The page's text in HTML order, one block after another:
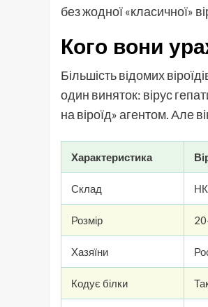
без жодної «класичної»
Кого вони
Більшість відомих
один виняток: вірус
на віроїд» агентом. Але
Характеристика
Склад НК
Розмір
Хазяїни
Кодує білки